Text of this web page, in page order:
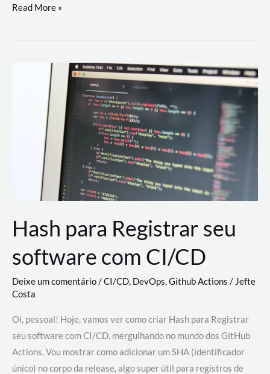
Large
Models
revolucionando
desenvolvimento
Read More »
Hash para Registrar seu
software com CI/CD
Deixe um comentário/CI/CD, DevOps,Github Actions /Jefte
Costa
Oi, pessoal! Hoje, vamos ver como criar Hash para Registrar
seu software com CI/CD, mergulhando no mundo dos GitHub
Actions. Vou mostrar como adicionar um SHA (identificador
único) no corpo da release, algo super útil para registros de